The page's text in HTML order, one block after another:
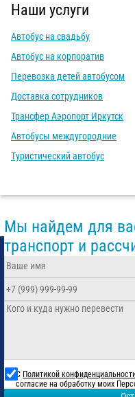
Наши услуги
Автобус на свадьбу
Автобус на корпоратив
Перевозка детей автобусом
Доставка сотрудников
Трансфер Аэропорт Иркутск
Автобусы междугородние
Туристический автобус
Мы найдем для
транспорт и
С Политикой
согласие на обработку моих